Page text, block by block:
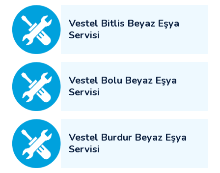
Vestel Bitlis Beyaz Eşya
Servisi
Vestel Bolu Beyaz Eşya
Servisi
Vestel Burdur Beyaz Eşya
Servisi